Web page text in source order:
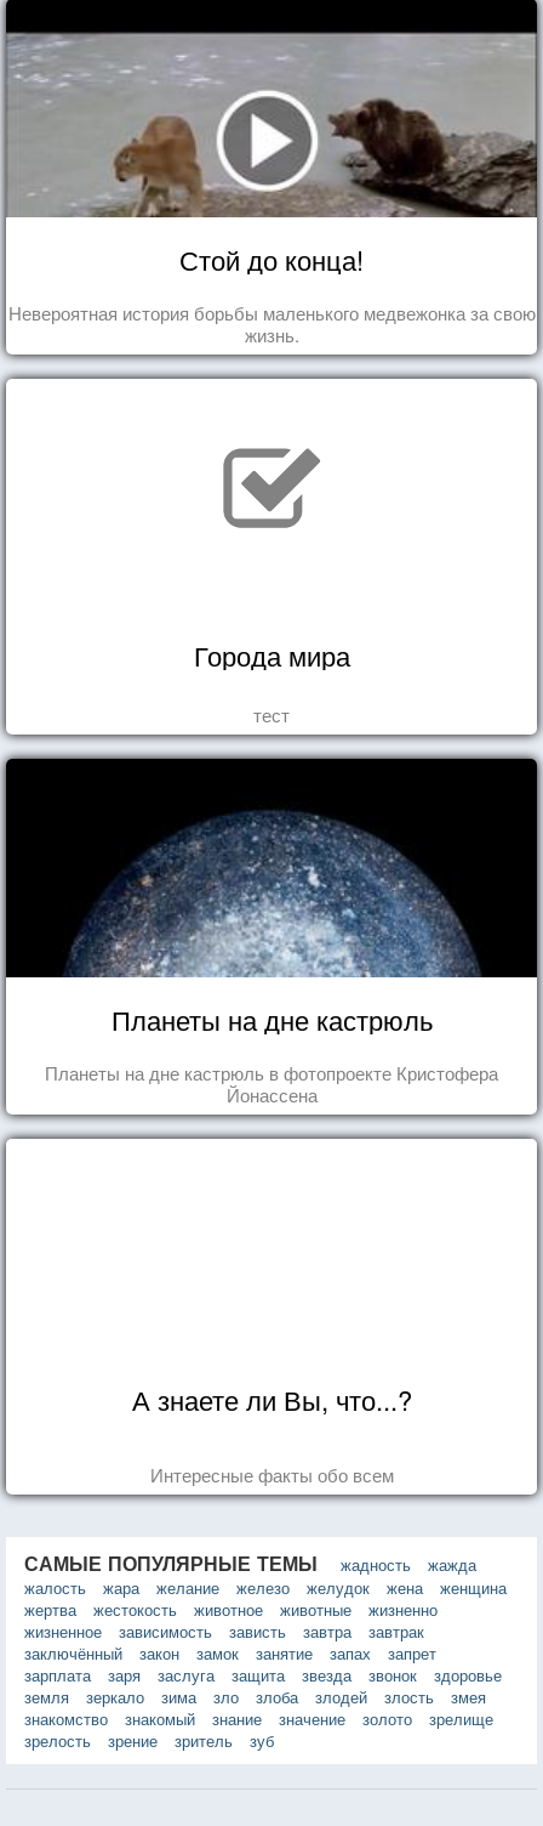
Стой до конца!
Невероятная история борьбы маленького медвежонка за свою
жизнь.
Города мира
тест
Планеты на дне кастрюль
Планеты на дне кастрюль в фотопроекте Кристофера
Йонассена
А знаете ли Вы, что...?
Интересные факты обо всем
САМЫЕ ПОПУЛЯРНЫЕ ТЕМЫ жадность
жажда
жалость
жара желание железо желудок жена
женщина
жертва
жестокость животное животные
жизненно
жизненное
зависимость зависть завтра
завтрак
заключённый
закон замок занятие запах
запрет
зарплата
заря заслуга защита звезда звонок
здоровье
земля
зеркало зима зло злоба злодей злость
змея
знакомство
знакомый знание значение золото
зрелище
зрелость
зрение зритель зуб